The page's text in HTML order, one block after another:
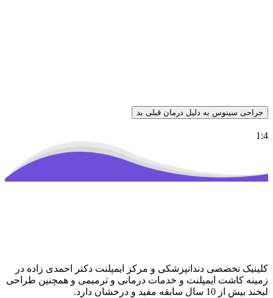
جراحی سینوس به دلیل درمان قبلی بد
1:4
کلینیک تخصصی دندانپزشکی و مرکز ایمپلنت دکتر احمدی زاده در
زمینه کاشت ایمپلنت و خدمات درمانی و ترمیمی و همچنین طراحی
لبخند بیش از 10 سال سابقه مفید و درخشان دارد.